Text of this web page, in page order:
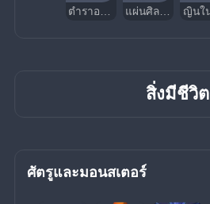
สิ่งมีชีวิต
ศัตรูและมอนสเตอร์